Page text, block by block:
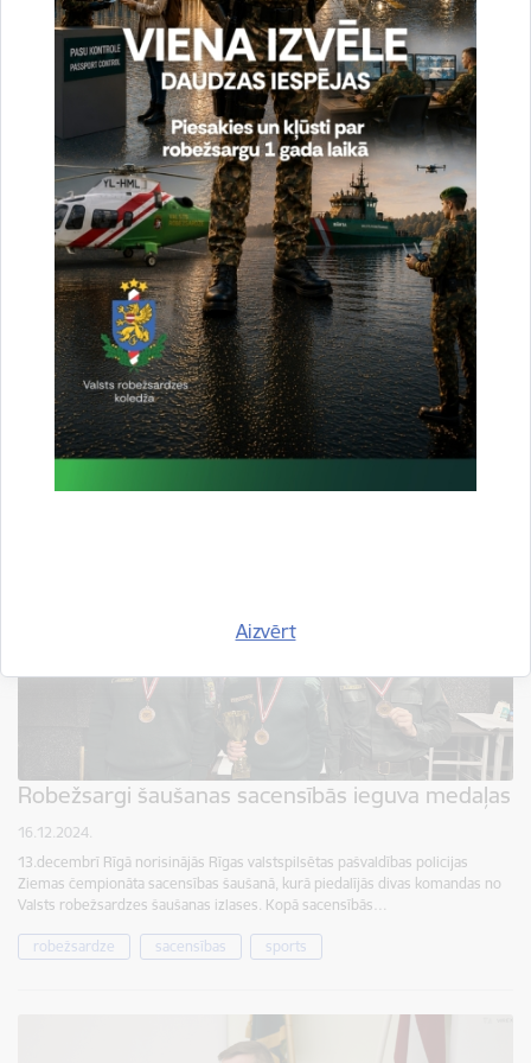
Aizvērt
Valsts robežsardzes Daugavpils pārvalde ieguva
čempiona titulu
19.12.2024.
Visa 2024.gada garumā Valsts robežsardzes struktūrvienību un Valsts
robežsardzes koledžas komandas sacentās Valsts robežsardzes 2024.gada
čempionātā deviņos dažādos sporta veidos. Komandas savā…
robežsardze sacensības sports
Robežsargi šaušanas sacensībās ieguva medaļas
16.12.2024.
13.decembrī Rīgā norisinājās Rīgas valstspilsētas pašvaldības policijas
Ziemas čempionāta sacensības šaušanā, kurā piedalījās divas komandas no
Valsts robežsardzes šaušanas izlases. Kopā sacensībās…
robežsardze sacensības sports